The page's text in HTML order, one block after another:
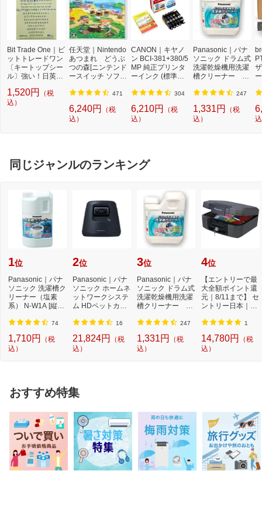
Bit Trade One｜ビ
ットトレードワン
〔キートップシー
ル〕強い！日英対
プシールセット ブ
ルー DYKTSBL
1,520円
（税
込）
任天堂｜Nintendo
あつまれ どうぶ
つの森[ニンテンド
ースイッチ ソフ
471
6,240円
（税
込）
CANON｜キヤノ
ン BCI-381+380/5
MP 純正プリンタ
ーインク (標準容
3813805MP] 304
6,210円
（税
込）
Panasonic｜パナ
ソニック ドラム式
洗濯乾燥機用洗濯
槽クリーナー N-
機 洗浄 洗剤 750m
247
1,331円
（税
込）
T
同じジャンルのランキング
1位
Panasonic｜パナ
ソニック 洗濯槽ク
リーナー（塩素
系） N-W1A [縦型
系...
74
1,710円
（税
込）
2位
Panasonic｜パナ
ソニック ホームネ
ットワークシステ
ム HDペットカメ
D...
16
21,824円
（税
込）
3位
Panasonic｜パナ
ソニック ドラム式
洗濯乾燥機用洗濯
槽クリーナー N-
濯...
247
1,331円
（税
込）
4位
【エントリーで最
大全額ポイント還
元｜8/11まで】 セ
ントリー日本｜Se
1
14,780円
（税
込）
おすすめ特集